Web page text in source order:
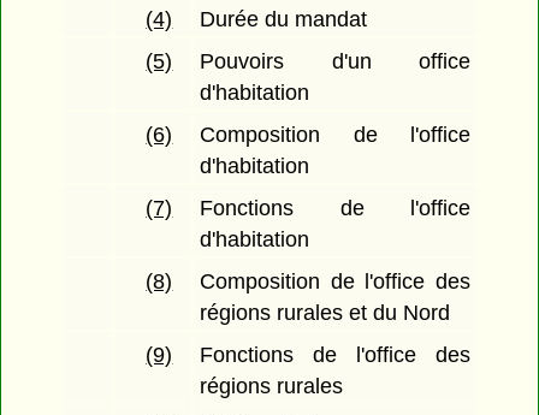
(4)
Durée du mandat
(5)
Pouvoirs d'un office
d'habitation
(6)
Composition de l'office
d'habitation
(7)
Fonctions de l'office
d'habitation
(8)
Composition de l'office des
régions rurales et du Nord
(9)
Fonctions de l'office des
régions rurales